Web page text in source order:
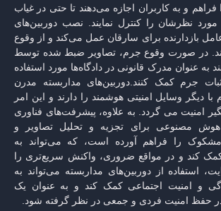
و به کاربران اجازه می‌دهند تا حتی در غیاب
نظرشان را کنترل نمایند. نصب دوربین‌های
بازدارنده‌ برای سارقان عمل می‌کند و از وقوع
در صورت وقوع جرم، تصاویر ضبط شده توسط
به عنوان مدرک قانونی در دادگاه‌ها مورد استفاده
جرم کمک کنند.دوربین‌های مداربسته مدرن
با دیگر وسایل امنیتی هوشمند را دارند و این امر
امنیت می گردد. به علاوه، پیشرفت‌های فناوری
هوش مصنوعی برای تجزیه و تحلیل تصاویر و
مشکوک را فراهم آورده است، که می‌تواند به
کند و در مواقع ضروری، واکنش سریع‌تری را
استفاده از دوربین‌های مداربسته می‌تواند به
و امنیت اجتماعی کمک کند و به عنوان یک
حفظ امنیت فردی و جمعی در نظر گرفته شود.